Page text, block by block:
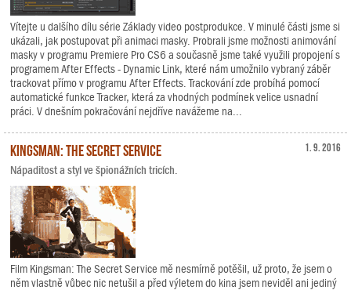
Vítejte u dalšího dílu série Základy video postprodukce. V minulé části jsme si
ukázali, jak postupovat při animaci masky. Probrali jsme možnosti animování
masky v programu Premiere Pro CS6 a současně jsme také využili propojení s
programem After Effects - Dynamic Link, které nám umožnilo vybraný záběr
trackovat přímo v programu After Effects. Trackování zde probíhá pomocí
automatické funkce Tracker, která za vhodných podmínek velice usnadní
práci. V dnešním pokračování nejdříve navážeme na...
1. 9. 2016
Kingsman: The Secret Service
Nápaditost a styl ve špionážních tricích.
Film Kingsman: The Secret Service mě nesmírně potěšil, už proto, že jsem o
něm vlastně vůbec nic netušil a před výletem do kina jsem neviděl ani jediný